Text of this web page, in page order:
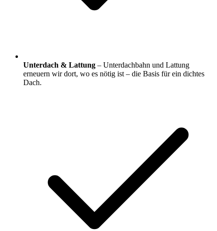
Unterdach & Lattung – Unterdachbahn und Lattung
erneuern wir dort, wo es nötig ist – die Basis für ein dichtes
Dach.